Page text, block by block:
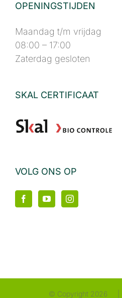
OPENINGSTIJDEN
Maandag t/m vrijdag
08:00 – 17:00
Zaterdag gesloten
SKAL CERTIFICAAT
VOLG ONS OP
© Copyright 2026 |